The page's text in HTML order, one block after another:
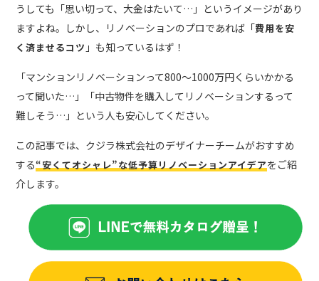
うしても「思い切って、大金はたいて…」というイメージがあり
ますよね。しかし、リノベーションのプロであれば「費用を安
く済ませるコツ 」も知っているはず！
「マンションリノベーションって800〜1000万円くらいかかる
って聞いた…」「中古物件を購入してリノベーションするって
難しそう…」という人も安心してください。
この記事では、クジラ株式会社のデザイナーチームがおすすめ
する“安くてオシャレ”な低予算リノベーションアイデアをご紹
介します。